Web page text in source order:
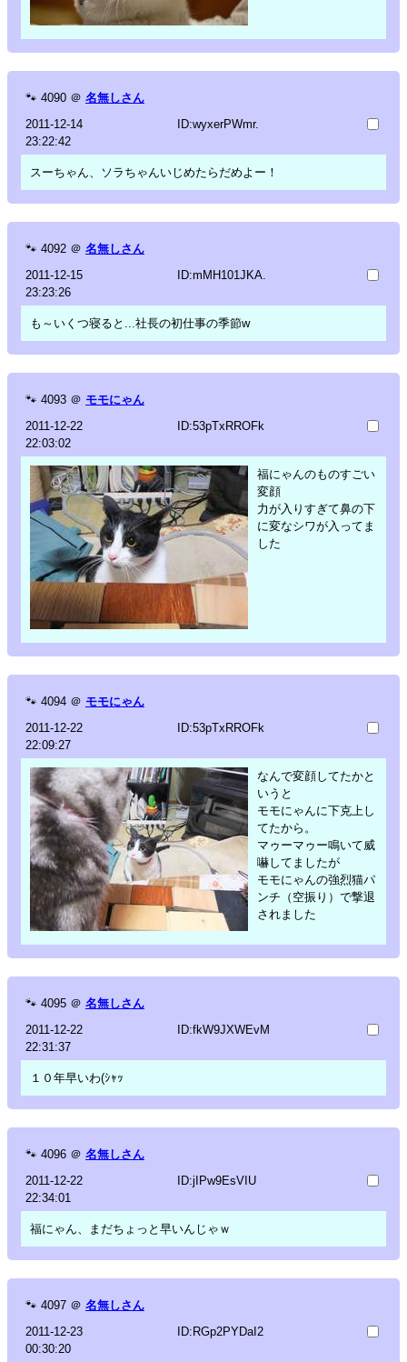
🐾 4090 ＠ 名無しさん
2011-12-14
23:22:42
ID:wyxerPWmr.
スーちゃん、ソラちゃんいじめたらだめよー！
🐾 4092 ＠ 名無しさん
2011-12-15
23:23:26
ID:mMH101JKA.
も～いくつ寝ると...社長の初仕事の季節w
🐾 4093 ＠ モモにゃん
2011-12-22
22:03:02
ID:53pTxRROFk
福にゃんのものすごい
変顔
力が入りすぎて鼻の下
に変なシワが入ってま
した
🐾 4094 ＠ モモにゃん
2011-12-22
22:09:27
ID:53pTxRROFk
なんで変顔してたかと
いうと
モモにゃんに下克上し
てたから。
マゥーマゥー鳴いて威
嚇してましたが
モモにゃんの強烈猫パ
ンチ（空振り）で撃退
されました
🐾 4095 ＠ 名無しさん
2011-12-22
22:31:37
ID:fkW9JXWEvM
１０年早いわ(ｼｬｯ
🐾 4096 ＠ 名無しさん
2011-12-22
22:34:01
ID:jIPw9EsVIU
福にゃん、まだちょっと早いんじゃｗ
🐾 4097 ＠ 名無しさん
2011-12-23
00:30:20
ID:RGp2PYDaI2